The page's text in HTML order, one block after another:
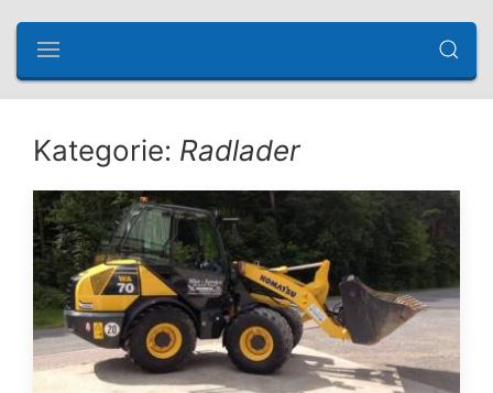
Kategorie: Radlader